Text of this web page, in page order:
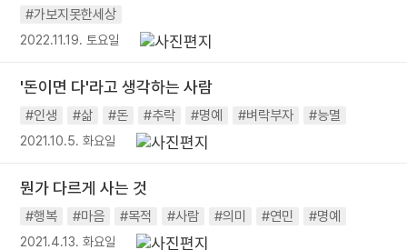
#가보지못한세상
2022.11.19. 토요일
'돈이면 다'라고 생각하는 사람
#인생 #삶 #돈 #추락 #명예 #벼락부자 #능멸
2021.10.5. 화요일
뭔가 다르게 사는 것
#행복 #마음 #목적 #사람 #의미 #연민 #명예
2021.4.13. 화요일